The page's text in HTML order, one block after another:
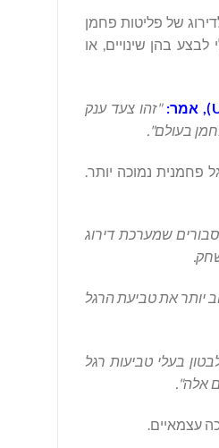
של פליטות פחמן
בהן שינויים, או
), אמר: "זהו צעד ענק
בעולם".
פחמנית נמוכה יותר.
שמערכת דירוג
יותר את טביעת הרגל
בעלי טביעות רגל
אלה".